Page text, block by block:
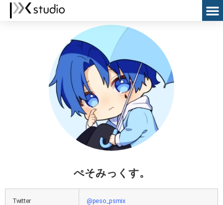
ぺそみっくす。
Twitter @peso_psmix